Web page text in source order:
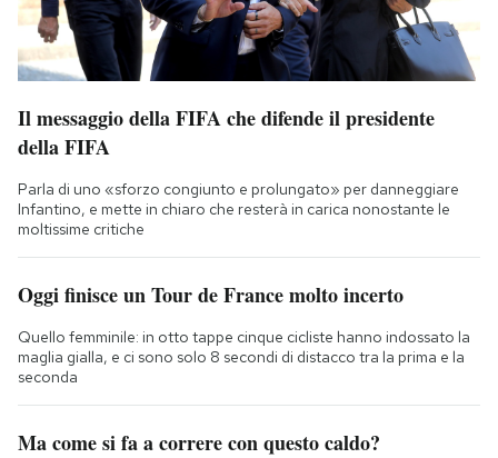
Il messaggio della FIFA che difende il presidente
della FIFA
Parla di uno «sforzo congiunto e prolungato» per danneggiare
Infantino, e mette in chiaro che resterà in carica nonostante le
moltissime critiche
Oggi finisce un Tour de France molto incerto
Quello femminile: in otto tappe cinque cicliste hanno indossato la
maglia gialla, e ci sono solo 8 secondi di distacco tra la prima e la
seconda
Ma come si fa a correre con questo caldo?